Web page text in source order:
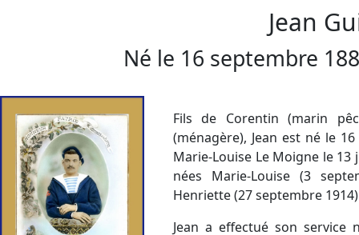
Jean
Né le 16 septembre
Fils de Corentin (marin
(ménagère), Jean est né le
Marie-Louise Le Moigne le
nées Marie-Louise (3
Henriette (27 septembre
Jean a effectué son